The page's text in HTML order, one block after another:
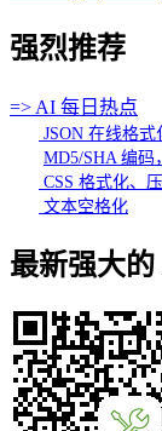
强烈推荐
=> AI 每日热点
JSON 在线格
MD5/SHA 编码
CSS 格式化、
文本空格化
最新强大